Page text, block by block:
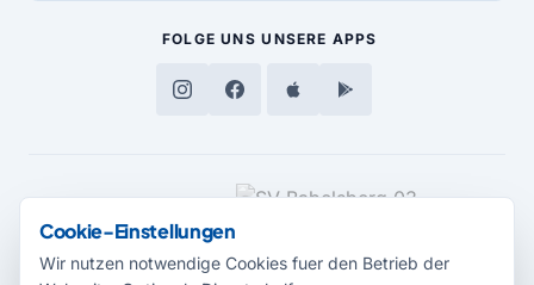
FOLGE UNS UNSERE APPS
MEDIENPARTNER
Cookie-Einstellungen
Wir nutzen notwendige Cookies fuer den Betrieb der